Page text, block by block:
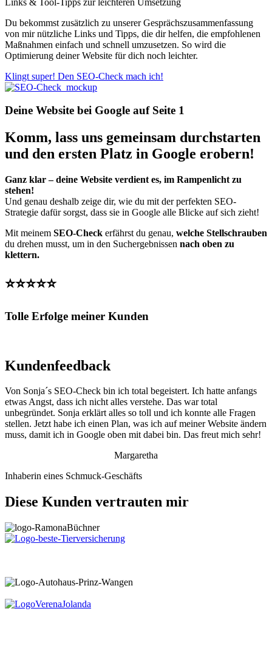
Du bekommst zusätzlich zu unserer Gesprächszusammenfassung
von mir nützliche Links und Tipps, die dir helfen, die empfohlenen
Maßnahmen einfach und schnell umzusetzen. So wird die
Optimierung deiner Website für dich noch leichter.
Klingt super! Den SEO-Check mach ich!
Deine Website bei Google auf Seite 1
Komm, lass uns gemeinsam durchstarten
und den ersten Platz in Google erobern!
Ganz klar – deine Website verdient es, im Rampenlicht zu
stehen!
Und genau deshalb zeige dir, wie du mit der perfekten SEO-
Strategie dafür sorgst, dass sie in Google alle Blicke auf sich zieht!
Mit meinem SEO-Check erfährst du genau, welche Stellschrauben
du drehen musst, um in den Suchergebnissen nach oben zu
klettern.
⭐⭐⭐⭐⭐
Tolle Erfolge meiner Kunden
Kundenfeedback
Von Sonja´s SEO-Check bin ich total begeistert. Ich hatte anfangs
etwas Angst, dass ich nicht alles verstehe. Das war total
unbegründet. Sonja erklärt alles so toll und ich konnte alle Fragen
stellen. Jetzt habe ich einen Plan, was ich auf meiner Website ändern
muss, damit ich in Google oben mit dabei bin. Das freut mich sehr!
Margaretha
Inhaberin eines Schmuck-Geschäfts
Diese Kunden vertrauten mir